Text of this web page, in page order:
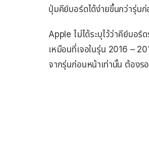
ปุ่มคีย์บอร์ดได้ง่ายขึ้นกว่ารุ่น
Apple ไม่ได้ระบุไว้ว่าคีย์บ
เหมือนที่เจอในรุ่น 2016 –
จากรุ่นก่อนหน้าเท่านั้น ต้องร